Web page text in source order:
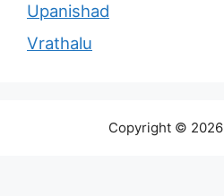
Upanishad
Vrathalu
Copyright © 2026